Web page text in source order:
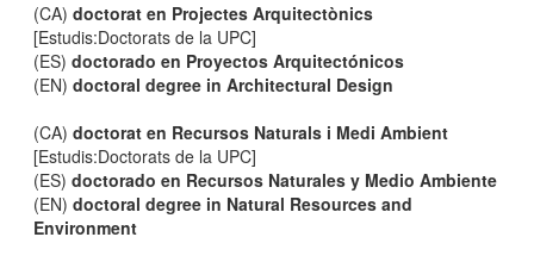
(CA)doctorat en Projectes Arquitectònics
[Estudis:Doctorats de la UPC]
(ES)doctorado en Proyectos Arquitectónicos
(EN)doctoral degree in Architectural Design
(CA)doctorat en Recursos Naturals i Medi Ambient
[Estudis:Doctorats de la UPC]
(ES)doctorado en Recursos Naturales y Medio Ambiente
(EN)doctoral degree in Natural Resources and
Environment